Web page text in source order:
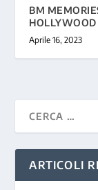
BM
HOLLYWOOD
Aprile 16, 2023
ARTICOLI